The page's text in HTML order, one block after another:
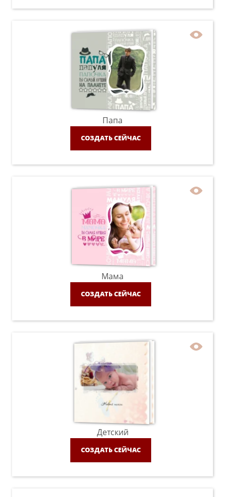
Папа
СОЗДАТЬ СЕЙЧАС
Мама
СОЗДАТЬ СЕЙЧАС
Детский
СОЗДАТЬ СЕЙЧАС